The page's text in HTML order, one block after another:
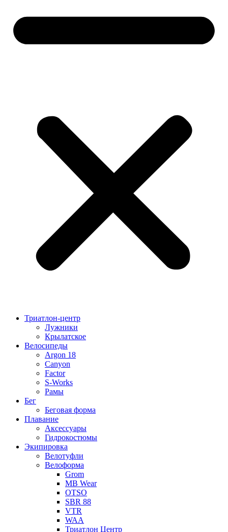
Триатлон-центр
Лужники
Крылатское
Велосипеды
Argon 18
Canyon
Factor
S-Works
Рамы
Бег
Беговая форма
Плавание
Аксессуары
Гидрокостюмы
Экипировка
Велотуфли
Велоформа
Grom
MB Wear
OTSO
SBR 88
VTR
WAA
Триатлон Центр